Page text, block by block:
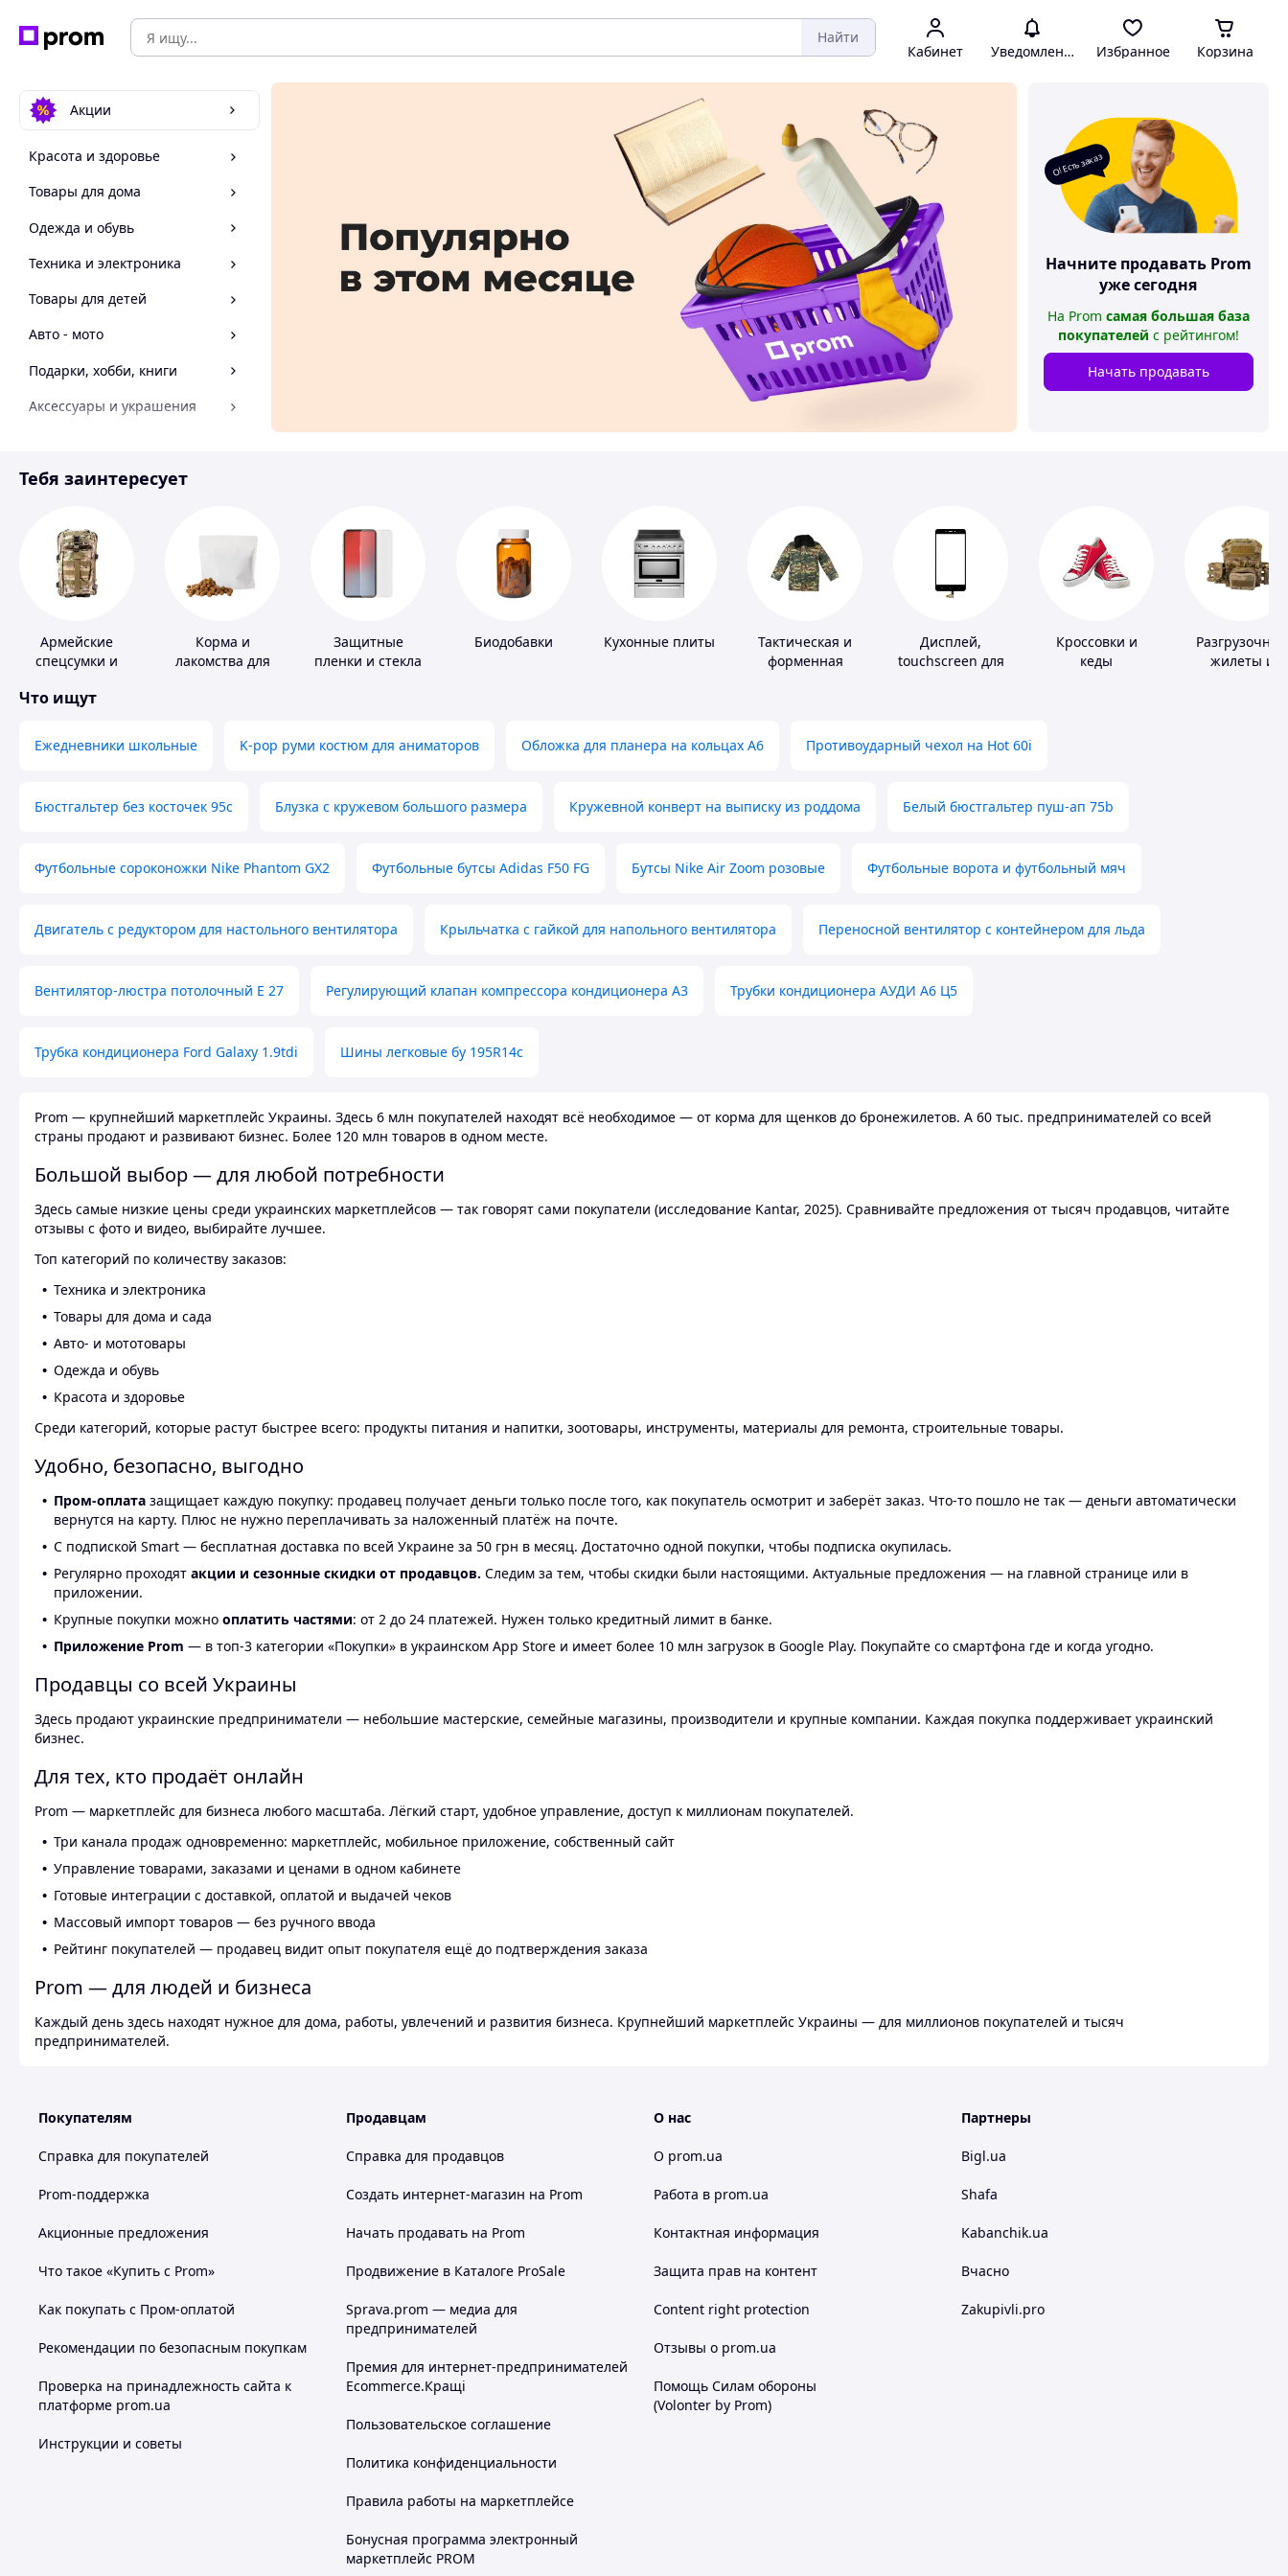
Найти
Кабинет Уведомления Избранное Корзина
Акции
Красота и здоровье
Товары для дома
Одежда и обувь
Техника и электроника
Товары для детей
Авто - мото
Подарки, хобби, книги
Аксессуары и украшения
Спорт и отдых
О! Есть заказ
Начните продавать Prom
уже сегодня
На Prom самая большая база
покупателей с рейтингом!
Начать продавать
Тебя заинтересует
Армейские
спецсумки и
Корма и
лакомства для
Защитные
пленки и стекла
Биодобавки Кухонные плиты
Тактическая и
форменная
Дисплей,
touchscreen для
Кроссовки и
кеды
Разгрузочные
жилеты и
Что ищут
Ежедневники школьные K-pop руми костюм для аниматоров Обложка для планера на кольцах А6 Противоударный чехол на Hot 60i
Бюстгальтер без косточек 95с Блузка с кружевом большого размера Кружевной конверт на выписку из роддома Белый бюстгальтер пуш-ап 75b
Футбольные сороконожки Nike Phantom GX2 Футбольные бутсы Adidas F50 FG Бутсы Nike Air Zoom розовые Футбольные ворота и футбольный мяч
Двигатель с редуктором для настольного вентилятора Крыльчатка с гайкой для напольного вентилятора Переносной вентилятор с контейнером для льда
Вентилятор-люстра потолочный E 27 Регулирующий клапан компрессора кондиционера А3 Трубки кондиционера АУДИ А6 Ц5
Трубка кондиционера Ford Galaxy 1.9tdi Шины легковые бу 195R14c
Prom — крупнейший маркетплейс Украины. Здесь 6 млн покупателей находят всё необходимое — от корма для щенков до бронежилетов. А 60 тыс. предпринимателей со всей
страны продают и развивают бизнес. Более 120 млн товаров в одном месте.
Большой выбор — для любой потребности
Здесь самые низкие цены среди украинских маркетплейсов — так говорят сами покупатели (исследование Kantar, 2025). Сравнивайте предложения от тысяч продавцов, читайте
отзывы с фото и видео, выбирайте лучшее.
Топ категорий по количеству заказов:
Техника и электроника
Товары для дома и сада
Авто- и мототовары
Одежда и обувь
Красота и здоровье
Среди категорий, которые растут быстрее всего: продукты питания и напитки, зоотовары, инструменты, материалы для ремонта, строительные товары.
Удобно, безопасно, выгодно
Пром-оплата защищает каждую покупку: продавец получает деньги только после того, как покупатель осмотрит и заберёт заказ. Что-то пошло не так — деньги автоматически
вернутся на карту. Плюс не нужно переплачивать за наложенный платёж на почте.
С подпиской Smart — бесплатная доставка по всей Украине за 50 грн в месяц. Достаточно одной покупки, чтобы подписка окупилась.
Регулярно проходят акции и сезонные скидки от продавцов. Следим за тем, чтобы скидки были настоящими. Актуальные предложения — на главной странице или в
приложении.
Крупные покупки можно оплатить частями: от 2 до 24 платежей. Нужен только кредитный лимит в банке.
Приложение Prom — в топ-3 категории «Покупки» в украинском App Store и имеет более 10 млн загрузок в Google Play. Покупайте со смартфона где и когда угодно.
Продавцы со всей Украины
Здесь продают украинские предприниматели — небольшие мастерские, семейные магазины, производители и крупные компании. Каждая покупка поддерживает украинский
бизнес.
Для тех, кто продаёт онлайн
Prom — маркетплейс для бизнеса любого масштаба. Лёгкий старт, удобное управление, доступ к миллионам покупателей.
Три канала продаж одновременно: маркетплейс, мобильное приложение, собственный сайт
Управление товарами, заказами и ценами в одном кабинете
Готовые интеграции с доставкой, оплатой и выдачей чеков
Массовый импорт товаров — без ручного ввода
Рейтинг покупателей — продавец видит опыт покупателя ещё до подтверждения заказа
Prom — для людей и бизнеса
Каждый день здесь находят нужное для дома, работы, увлечений и развития бизнеса. Крупнейший маркетплейс Украины — для миллионов покупателей и тысяч
предпринимателей.
Покупателям
Справка для покупателей
Prom-поддержка
Акционные предложения
Что такое «Купить с Prom»
Как покупать с Пром-оплатой
Рекомендации по безопасным покупкам
Проверка на принадлежность сайта к
платформе prom.ua
Инструкции и советы
Продавцам
Справка для продавцов
Создать интернет-магазин на Prom
Начать продавать на Prom
Продвижение в Каталоге ProSale
Sprava.prom — медиа для
предпринимателей
Премия для интернет-предпринимателей
Ecommerce.Кращі
Пользовательское соглашение
Политика конфиденциальности
Правила работы на маркетплейсе
Бонусная программа электронный
маркетплейс PROM
О нас
О prom.ua
Работа в prom.ua
Контактная информация
Защита прав на контент
Content right protection
Отзывы о prom.ua
Помощь Силам обороны
(Volonter by Prom)
Партнеры
Bigl.ua
Shafa
Kabanchik.ua
Вчасно
Zakupivli.pro